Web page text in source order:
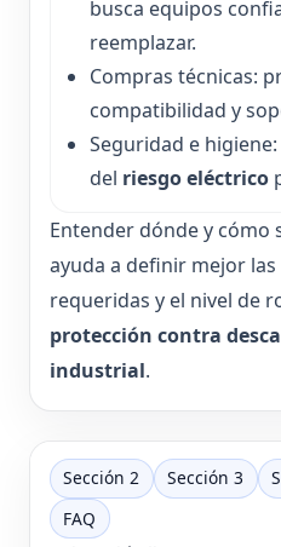
busca equipos
reemplazar.
Compras técnicas:
compatibilidad y
Seguridad e
del riesgo eléctrico
Entender dónde y cómo
ayuda a definir mejor
requeridas y el nivel de
protección contra
industrial.
Sección 2 Sección 3
FAQ